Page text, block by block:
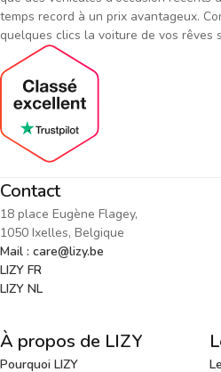
temps record à un prix avantageux.
quelques clics la voiture de vos rêves
Contact
18 place Eugène Flagey,
1050 Ixelles, Belgique
Mail : care@lizy.be
LIZY FR
LIZY NL
À propos de LIZY
Pourquoi LIZY